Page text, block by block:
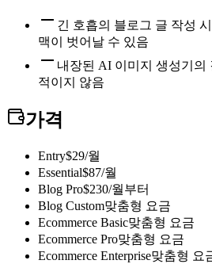
긴 호흡의 블로그 글 작성
맥이 벗어날 수 있음
내장된 AI 이미지 생성기의
적이지 않음
가격
Entry$29/월
Essential$87/월
Blog Pro$230/월부터
Blog Custom맞춤형 요금
Ecommerce Basic맞춤형 요금
Ecommerce Pro맞춤형 요금
Ecommerce Enterprise맞춤형 요